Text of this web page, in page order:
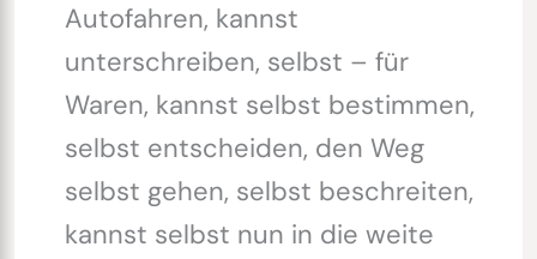
Autofahren, kannst
unterschreiben, selbst – für
Waren, kannst selbst bestimmen,
selbst entscheiden, den Weg
selbst gehen, selbst beschreiten,
kannst selbst nun in die weite